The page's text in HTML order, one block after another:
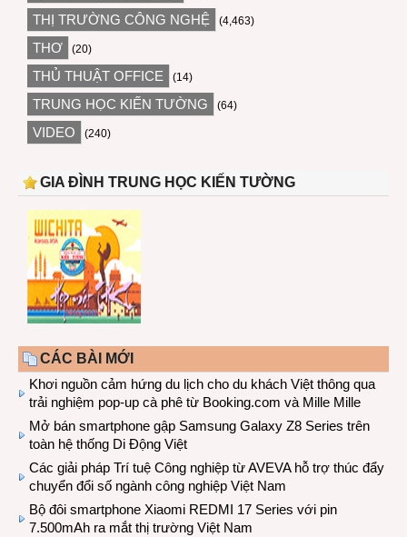
THỊ TRƯỜNG CÔNG NGHỆ (4,463)
THƠ (20)
THỦ THUẬT OFFICE (14)
TRUNG HỌC KIẾN TƯỜNG (64)
VIDEO (240)
GIA ĐÌNH TRUNG HỌC KIẾN TƯỜNG
CÁC BÀI MỚI
Khơi nguồn cảm hứng du lịch cho du khách Việt thông qua
trải nghiệm pop-up cà phê từ Booking.com và Mille Mille
Mở bán smartphone gập Samsung Galaxy Z8 Series trên
toàn hệ thống Di Động Việt
Các giải pháp Trí tuệ Công nghiệp từ AVEVA hỗ trợ thúc đẩy
chuyển đổi số ngành công nghiệp Việt Nam
Bộ đôi smartphone Xiaomi REDMI 17 Series với pin
7.500mAh ra mắt thị trường Việt Nam